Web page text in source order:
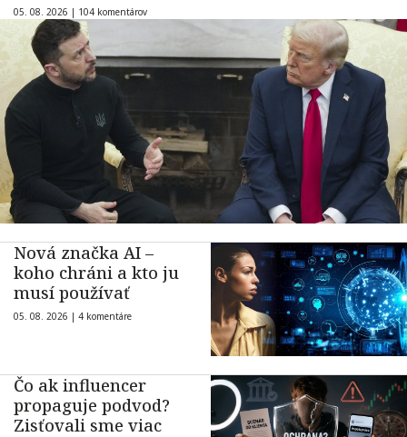
05. 08. 2026 | 104 komentárov
Nová značka AI –
koho chráni a kto ju
musí používať
05. 08. 2026 | 4 komentáre
Čo ak influencer
propaguje podvod?
Zisťovali sme viac